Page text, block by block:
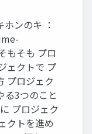
ンのキ ：
もそも プロ
ェクトで プ
プロジェク
る3つのこと
プロジェク
クトを進め